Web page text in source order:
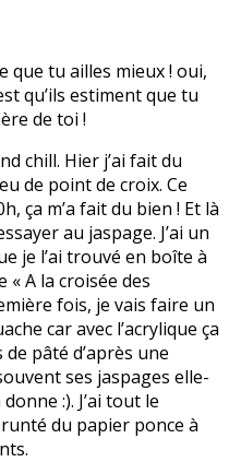
que tu ailles mieux ! oui,
qu’ils estiment que tu
de toi !
chill. Hier j’ai fait du
de point de croix. Ce
ça m’a fait du bien ! Et là
au jaspage. J’ai un
je l’ai trouvé en boîte à
« A la croisée des
fois, je vais faire un
car avec l’acrylique ça
pâté d’après une
ses jaspages elle-
:). J’ai tout le
du papier ponce à